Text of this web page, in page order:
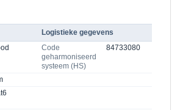
Logistieke gegevens
Code
geharmoniseerd
systeem (HS)
84733080